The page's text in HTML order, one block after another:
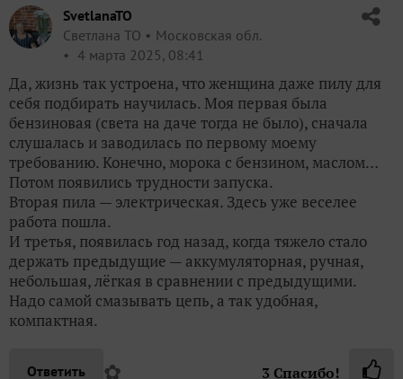
SvetlanaTO
Светлана ТО
Московская обл.
4 марта 2025, 08:41
Да, жизнь так устроена, что женщина даже пилу для
себя подбирать научилась. Моя первая была
бензиновая (света на даче тогда не было), сначала
слушалась и заводилась по первому моему
требованию. Конечно, морока с бензином, маслом…
Потом появились трудности запуска.
Вторая пила — электрическая. Здесь уже веселее
работа пошла.
И третья, появилась год назад, когда тяжело стало
держать предыдущие — аккумуляторная, ручная,
небольшая, лёгкая в сравнении с предыдущими.
Надо самой смазывать цепь, а так удобная,
компактная.
Ответить ✿ 3 Спасибо!